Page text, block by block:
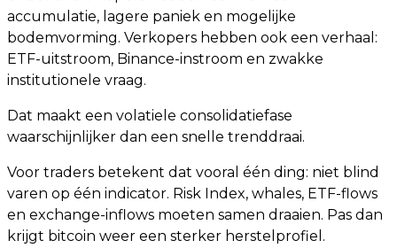
accumulatie, lagere paniek en mogelijke
bodemvorming. Verkopers hebben ook een verhaal:
ETF-uitstroom, Binance-instroom en zwakke
institutionele vraag.
Dat maakt een volatiele consolidatiefase
waarschijnlijker dan een snelle trenddraai.
Voor traders betekent dat vooral één ding: niet blind
varen op één indicator. Risk Index, whales, ETF-flows
en exchange-inflows moeten samen draaien. Pas dan
krijgt bitcoin weer een sterker herstelprofiel.